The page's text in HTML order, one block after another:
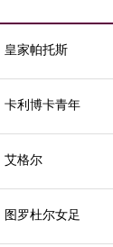
皇家帕托斯
卡利博卡青年
艾格尔
图罗杜尔女足